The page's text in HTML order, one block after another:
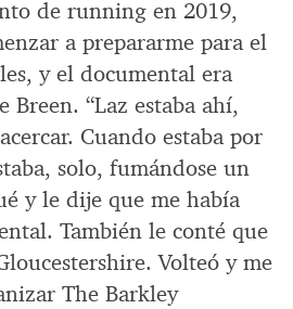
de running en 2019,
a prepararme para el
y el documental era
Breen. “Laz estaba ahí,
Cuando estaba por
solo, fumándose un
y le dije que me había
También le conté que
Volteó y me
The Barkley